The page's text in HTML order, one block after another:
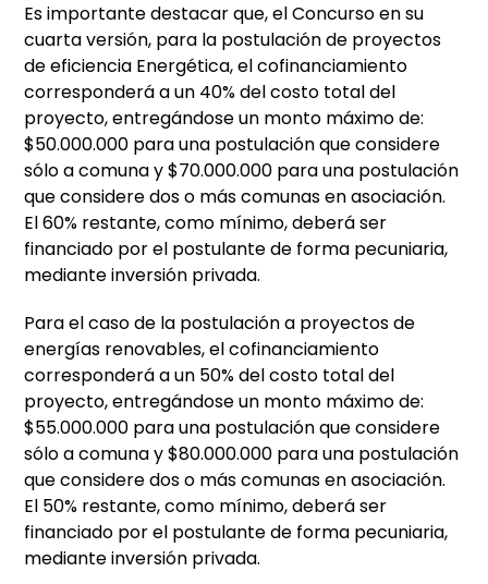
Es importante destacar que, el Concurso en su
cuarta versión, para la postulación de proyectos
de eficiencia Energética, el cofinanciamiento
corresponderá a un 40% del costo total del
proyecto, entregándose un monto máximo de:
$50.000.000 para una postulación que considere
sólo a comuna y $70.000.000 para una postulación
que considere dos o más comunas en asociación.
El 60% restante, como mínimo, deberá ser
financiado por el postulante de forma pecuniaria,
mediante inversión privada.
Para el caso de la postulación a proyectos de
energías renovables, el cofinanciamiento
corresponderá a un 50% del costo total del
proyecto, entregándose un monto máximo de:
$55.000.000 para una postulación que considere
sólo a comuna y $80.000.000 para una postulación
que considere dos o más comunas en asociación.
El 50% restante, como mínimo, deberá ser
financiado por el postulante de forma pecuniaria,
mediante inversión privada.